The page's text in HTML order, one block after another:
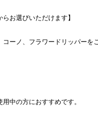
お選びいただけます】
コーノ、フラワードリッパーを
中の方におすすめです。